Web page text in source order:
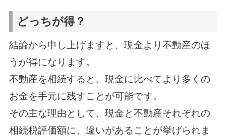
どっちが得？
結論から申し上げますと、現金より不動産のほ
うが得になります。
不動産を相続すると、現金に比べてより多くの
お金を手元に残すことが可能です。
その主な理由として、現金と不動産それぞれの
相続税評価額に、違いがあることが挙げられま